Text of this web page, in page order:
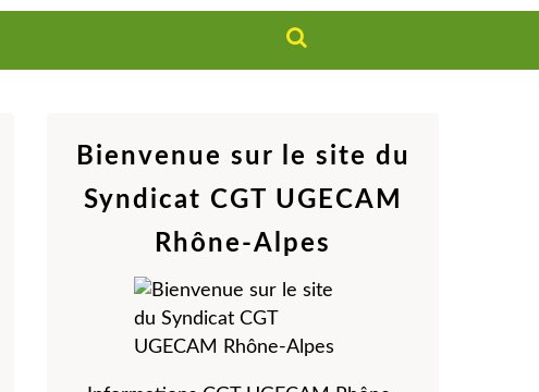
Bienvenue sur le site du
Syndicat CGT UGECAM
Rhône-Alpes